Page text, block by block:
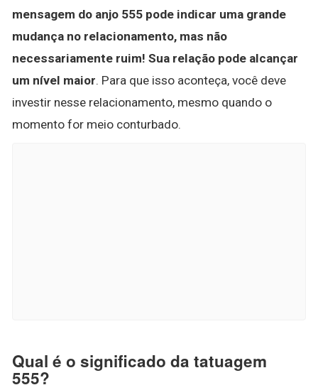
mensagem do anjo 555 pode indicar uma grande
mudança no relacionamento, mas não
necessariamente ruim! Sua relação pode alcançar
um nível maior. Para que isso aconteça, você deve
investir nesse relacionamento, mesmo quando o
momento for meio conturbado.
Qual é o significado da tatuagem
555?